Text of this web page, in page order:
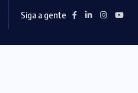
Siga a gente